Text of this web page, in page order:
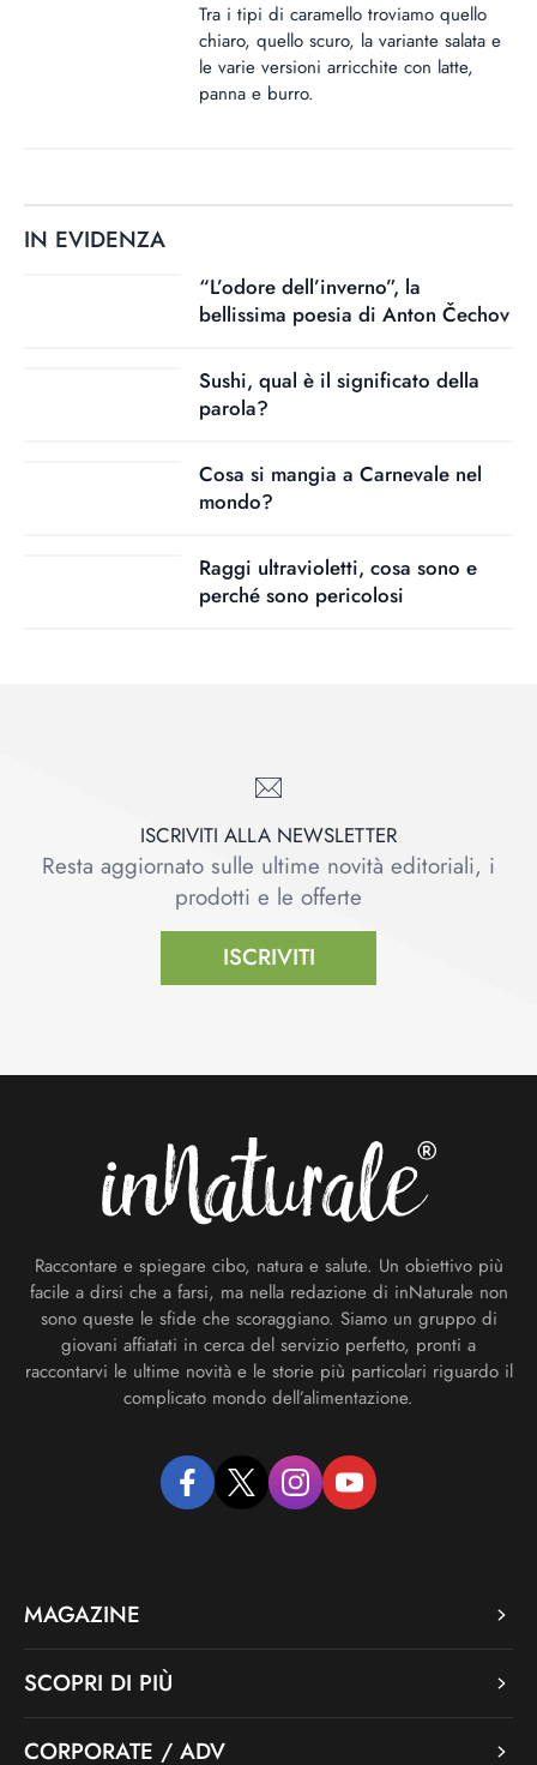
Tra i tipi di caramello troviamo quello
chiaro, quello scuro, la variante salata e
le varie versioni arricchite con latte,
panna e burro.
IN EVIDENZA
“L’odore dell’inverno”, la
bellissima poesia di Anton Čechov
Sushi, qual è il significato della
parola?
Cosa si mangia a Carnevale nel
mondo?
Raggi ultravioletti, cosa sono e
perché sono pericolosi
ISCRIVITI ALLA NEWSLETTER
Resta aggiornato sulle ultime novità editoriali, i
prodotti e le offerte
ISCRIVITI
Raccontare e spiegare cibo, natura e salute. Un obiettivo più
facile a dirsi che a farsi, ma nella redazione di inNaturale non
sono queste le sfide che scoraggiano. Siamo un gruppo di
giovani affiatati in cerca del servizio perfetto, pronti a
raccontarvi le ultime novità e le storie più particolari riguardo il
complicato mondo dell’alimentazione.
facebooktwitter instagramyoutube
MAGAZINE
SCOPRI DI PIÙ
CORPORATE / ADV